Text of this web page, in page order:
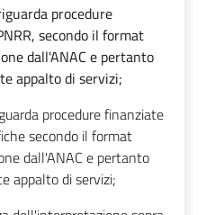
procedure
secondo il format
dall'ANAC e pertanto
appalto di servizi;
procedure finanziate
secondo il format
dall'ANAC e pertanto
appalto di servizi;